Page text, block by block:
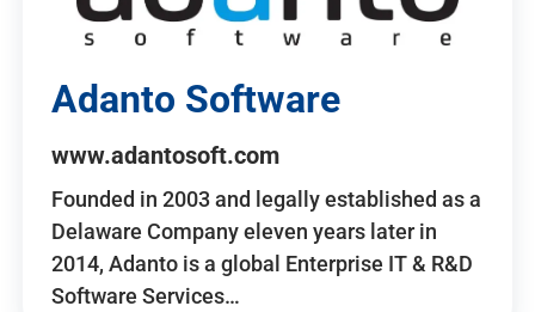
Adanto Software
www.adantosoft.com
Founded in 2003 and legally established as a
Delaware Company eleven years later in
2014, Adanto is a global Enterprise IT & R&D
Software Services…